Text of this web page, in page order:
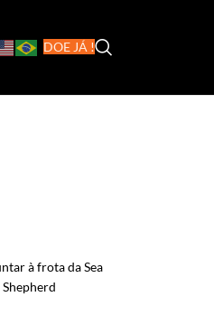
DOE JÁ !
à frota da Sea